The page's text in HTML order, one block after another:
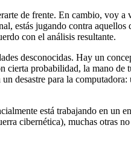
de frente. En cambio, voy
estás jugando contra
con el análisis resultante.
desconocidas. Hay un
probabilidad, la mano
desastre para la
está trabajando en un
cibernética), muchas